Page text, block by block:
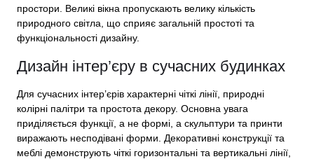
простори. Великі вікна пропускають велику кількість
природного світла, що сприяє загальній простоті та
функціональності дизайну.
Дизайн інтер’єру в сучасних будинках
Для сучасних інтер’єрів характерні чіткі лінії, природні
колірні палітри та простота декору. Основна увага
приділяється функції, а не формі, а скульптури та принти
виражають несподівані форми. Декоративні конструкції та
меблі демонструють чіткі горизонтальні та вертикальні лінії,